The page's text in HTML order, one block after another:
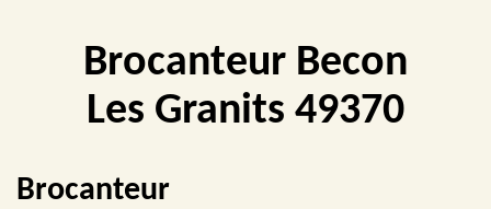
Brocanteur Becon
Les Granits 49370
Brocanteur